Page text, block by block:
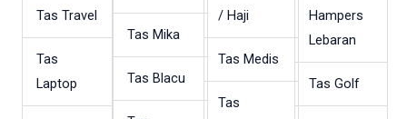
Tas Travel
Tas
Laptop
Tas Mika
Tas Blacu
/ Haji
Tas Medis
Tas
Hampers
Lebaran
Tas Golf